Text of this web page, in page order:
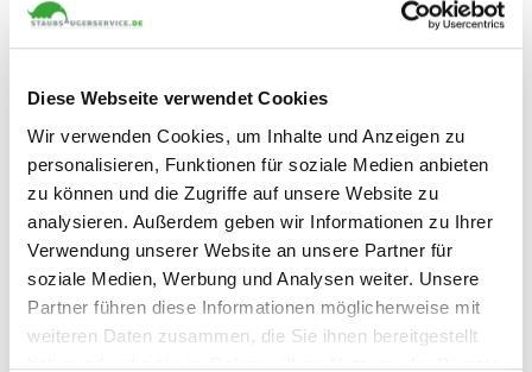
Diese Webseite verwendet Cookies
Wir verwenden Cookies, um Inhalte und Anzeigen zu
personalisieren, Funktionen für soziale Medien anbieten
zu können und die Zugriffe auf unsere Website zu
analysieren. Außerdem geben wir Informationen zu Ihrer
Verwendung unserer Website an unsere Partner für
soziale Medien, Werbung und Analysen weiter. Unsere
Partner führen diese Informationen möglicherweise mit
weiteren Daten zusammen, die Sie ihnen bereitgestellt
Kunden, die diesen Artikel gekauft haben, kauften
Kunden die sich diesen Artikel gekauft haben, kauften auch folgende
Doppelpack - 2x6 Filtertüten
Fronthaube mit